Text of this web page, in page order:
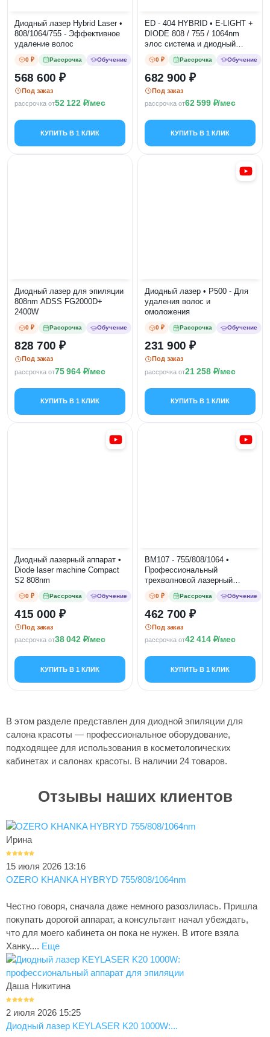
Диодный лазер Hybrid Laser •
808/1064/755 - Эффективное
удаление волос
0 ₽ Рассрочка Обучение
568 600
Под заказ
рассрочка от52 122 /мес
КУПИТЬ В 1 КЛИК
ED - 404 HYBRID • E-LIGHT +
DIODE 808 / 755 / 1064nm
элос система и диодный
0 ₽ Рассрочка Обучение
682 900
Под заказ
рассрочка от62 599 /мес
КУПИТЬ В 1 КЛИК
Диодный лазер для эпиляции
808nm ADSS FG2000D+
2400W
0 ₽ Рассрочка Обучение
828 700
Под заказ
рассрочка от75 964 /мес
КУПИТЬ В 1 КЛИК
Диодный лазер • P500 - Для
удаления волос и
омоложения
0 ₽ Рассрочка Обучение
231 900
Под заказ
рассрочка от21 258 /мес
КУПИТЬ В 1 КЛИК
Диодный лазерный аппарат •
Diode laser machine Compact
S2 808nm
0 ₽ Рассрочка Обучение
415 000
Под заказ
рассрочка от38 042 /мес
КУПИТЬ В 1 КЛИК
BM107 - 755/808/1064 •
Профессиональный
трехволновой лазерный
0 ₽ Рассрочка Обучение
462 700
Под заказ
рассрочка от42 414 /мес
КУПИТЬ В 1 КЛИК
В этом разделе представлен для диодной эпиляции для
салона красоты — профессиональное оборудование,
подходящее для использования в косметологических
кабинетах и салонах красоты. В наличии 24 товаров.
Отзывы наших клиентов
Ирина
15 июля 2026 13:16
OZERO KHANKA HYBRYD 755/808/1064nm
Честно говоря, сначала даже немного разозлилась. Пришла
покупать дорогой аппарат, а консультант начал убеждать,
что для моего кабинета он пока не нужен. В итоге взяла
Ханку.... Еще
Даша Никитина
2 июля 2026 15:25
Диодный лазер KEYLASER K20 1000W:...